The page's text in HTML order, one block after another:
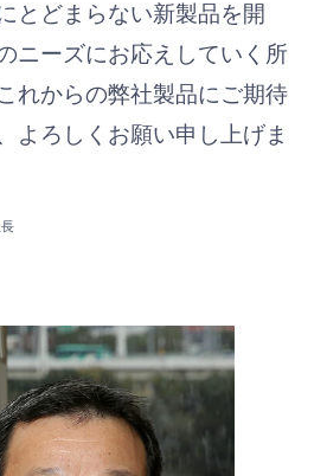
とどまらない新製品を開
ニーズにお応えしていく所
れからの弊社製品にご期待
よろしくお願い申し上げま